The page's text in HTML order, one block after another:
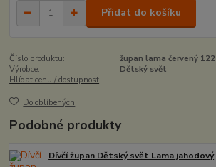
Přidat do košíku
Číslo produktu:
župan lama červený 122
Výrobce:
Dětský svět
Hlídat cenu / dostupnost
Do oblíbených
Podobné produkty
Dívčí župan Dětský svět Lama jahodový